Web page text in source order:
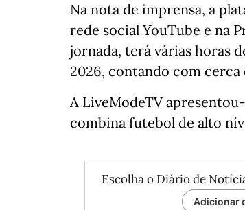
Na nota de imprensa, a
rede social YouTube e na
jornada, terá várias horas
2026, contando com cerca
A LiveModeTV
combina futebol de alto
Escolha o Diário de
Adicionar